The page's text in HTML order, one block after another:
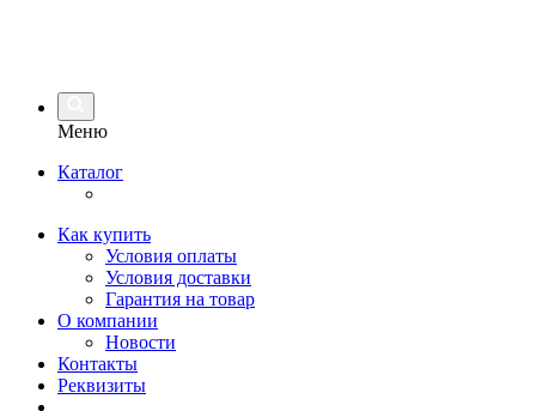
Меню
Каталог
Как купить
Условия оплаты
Условия доставки
Гарантия на товар
О компании
Новости
Контакты
Реквизиты